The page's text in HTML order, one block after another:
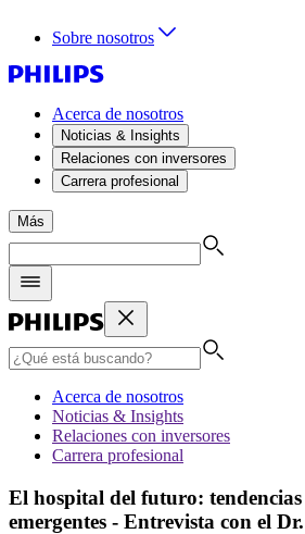
Sobre nosotros
Acerca de nosotros
Noticias & Insights
Relaciones con inversores
Carrera profesional
Más
Acerca de nosotros
Noticias & Insights
Relaciones con inversores
Carrera profesional
El hospital del futuro:
emergentes - Entrevista con el